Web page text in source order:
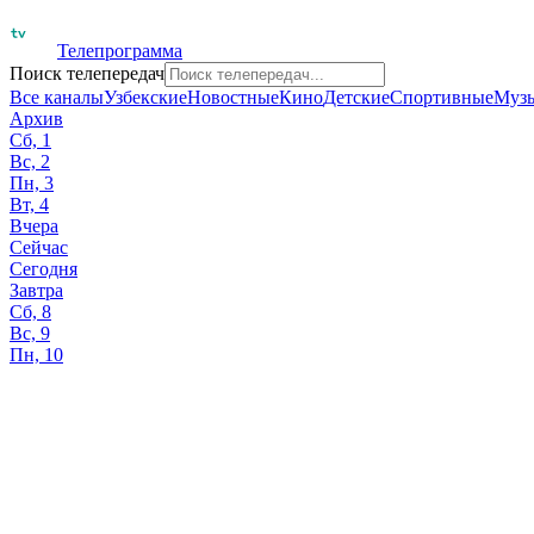
Телепрограмма
Поиск телепередач
Все каналыУзбекскиеНовостныеКиноДетскиеСпортивные
Архив
Сб, 1
Вс, 2
Пн, 3
Вт, 4
Вчера
Сейчас
Сегодня
Завтра
Сб, 8
Вс, 9
Пн, 10